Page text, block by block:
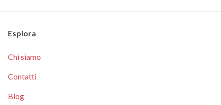
Esplora
Chi siamo
Contatti
Blog